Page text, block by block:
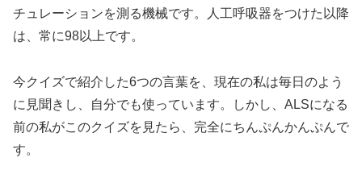
チュレーションを測る機械です。人工呼吸器をつけた以降
は、常に98以上です。
今クイズで紹介した6つの言葉を、現在の私は毎日のよう
に見聞きし、自分でも使っています。しかし、ALSになる
前の私がこのクイズを見たら、完全にちんぷんかんぷんで
す。